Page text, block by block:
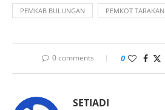
PEMKAB BULUNGAN PEMKOT TARAKAN
0 comments 0
SETIADI